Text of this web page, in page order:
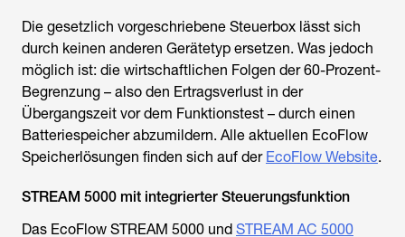
Die gesetzlich vorgeschriebene Steuerbox lässt sich
durch keinen anderen Gerätetyp ersetzen. Was jedoch
möglich ist: die wirtschaftlichen Folgen der 60-Prozent-
Begrenzung – also den Ertragsverlust in der
Übergangszeit vor dem Funktionstest – durch einen
Batteriespeicher abzumildern. Alle aktuellen EcoFlow
Speicherlösungen finden sich auf der EcoFlow Website.
STREAM 5000 mit integrierter Steuerungsfunktion
Das EcoFlow STREAM 5000 und STREAM AC 5000